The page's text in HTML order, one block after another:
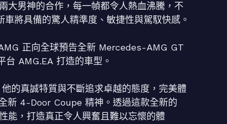
大男神的合作，每一幀都令人熱血沸騰，不
將具備的驚人精準度、敏捷性與駕馭快感。
正向全球預告全新 Mercedes-AMG GT
AMG.EA 打造的車型。
的真誠特質與不斷追求卓越的態度，完美體
新 4-Door Coupe 精神。透過這款全新的
，打造真正令人興奮且難以忘懷的體